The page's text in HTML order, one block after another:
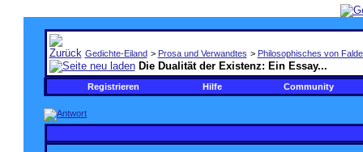
Gedichte-Eiland > Prosa und Verwandtes > Philosophisches von
Die Dualität der Existenz: Ein Essay...
Registrieren Hilfe Community